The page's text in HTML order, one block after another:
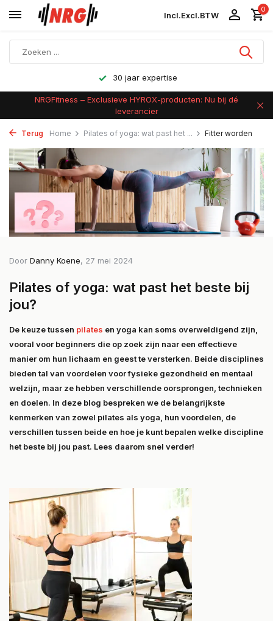
Incl.Excl.BTW
0
Achteraf betalen
NRGFitness – Exclusieve HYROX-producten: Nu bij dé
leverancier
Terug Home Pilates of yoga: wat past het ... Fitter worden
Door Danny Koene, 27 mei 2024
Pilates of yoga: wat past het beste bij
jou?
De keuze tussen pilates en yoga kan soms overweldigend zijn,
vooral voor beginners die op zoek zijn naar een effectieve
manier om hun lichaam en geest te versterken. Beide disciplines
bieden tal van voordelen voor fysieke gezondheid en mentaal
welzijn, maar ze hebben verschillende oorsprongen, technieken
en doelen. In deze blog bespreken we de belangrijkste
kenmerken van zowel pilates als yoga, hun voordelen, de
verschillen tussen beide en hoe je kunt bepalen welke discipline
het beste bij jou past. Lees daarom snel verder!